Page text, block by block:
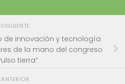
SIGUIENTE
de innovación y tecnología
de la mano del congreso
tierra”
ANTERIOR